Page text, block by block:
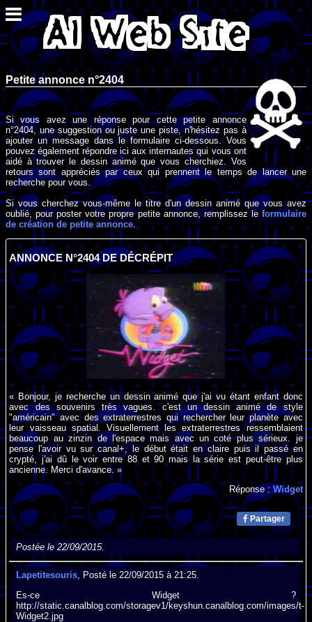
Petite annonce n°2404
Si vous avez une réponse pour cette petite annonce
n°2404, une suggestion ou juste une piste, n'hésitez pas à
ajouter un message dans le formulaire ci-dessous. Vous
pouvez également répondre ici aux internautes qui vous ont
aidé à trouver le dessin animé que vous cherchiez. Vos
retours sont appréciés par ceux qui prennent le temps de lancer une
recherche pour vous.
Si vous cherchez vous-même le titre d'un dessin animé que vous avez
oublié, pour poster votre propre petite annonce, remplissez leformulaire
de création de petite annonce .
ANNONCE N°2404 DE DÉCRÉPIT
« Bonjour, je recherche un dessin animé que j'ai vu étant enfant donc
avec des souvenirs très vagues. c'est un dessin animé de style
"américain" avec des extraterrestres qui rechercher leur planète avec
leur vaisseau spatial. Visuellement les extraterrestres ressemblaient
beaucoup au zinzin de l'espace mais avec un coté plus sérieux. je
pense l'avoir vu sur canal+, le début était en claire puis il passé en
crypté, j'ai dû le voir entre 88 et 90 mais la série est peut-être plus
ancienne. Merci d'avance. »
Réponse : Widget
Partager
Postée le 22/09/2015.
Lapetitesouris, Posté le 22/09/2015 à 21:25.
Es-ce Widget ?
http://static.canalblog.com/storagev1/keyshun.canalblog.com/images/t-
Widget2.jpg